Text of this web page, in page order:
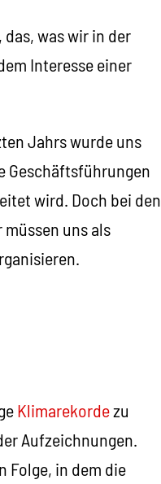
was wir in der
Interesse einer
Jahrs wurde uns
Geschäftsführungen
wird. Doch bei den
uns als
Klimarekordezu
Aufzeichnungen.
Folge, in dem die